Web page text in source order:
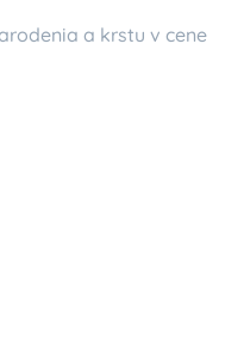
a krstu v cene